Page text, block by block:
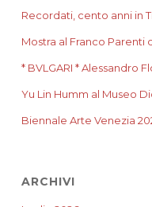
Recordati, cento anni in
Mostra al Franco Parenti
* BVLGARI * Alessandro
Yu Lin Humm al Museo
Biennale Arte Venezia
ARCHIVI